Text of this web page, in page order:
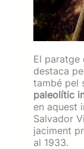
El paratge
destaca
també pel
paleolític
en aquest
Salvador
jaciment
al 1933.